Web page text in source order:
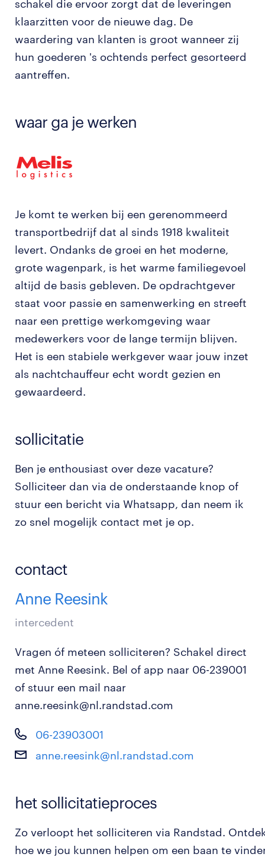
schakel die ervoor zorgt dat de leveringen
klaarzitten voor de nieuwe dag. De
waardering van klanten is groot wanneer zij
hun goederen 's ochtends perfect gesorteerd
aantreffen.
waar ga je werken
Je komt te werken bij een gerenommeerd
transportbedrijf dat al sinds 1918 kwaliteit
levert. Ondanks de groei en het moderne,
grote wagenpark, is het warme familiegevoel
altijd de basis gebleven. De opdrachtgever
staat voor passie en samenwerking en streeft
naar een prettige werkomgeving waar
medewerkers voor de lange termijn blijven.
Het is een stabiele werkgever waar jouw inzet
als nachtchauffeur echt wordt gezien en
gewaardeerd.
sollicitatie
Ben je enthousiast over deze vacature?
Solliciteer dan via de onderstaande knop of
stuur een bericht via Whatsapp, dan neem ik
zo snel mogelijk contact met je op.
contact
Anne Reesink
intercedent
Vragen óf meteen solliciteren? Schakel direct
met Anne Reesink. Bel of app naar 06-239001
of stuur een mail naar
anne.reesink@nl.randstad.com
06-23903001
anne.reesink@nl.randstad.com
het sollicitatieproces
Zo verloopt het solliciteren via Randstad.
hoe we jou kunnen helpen om een baan te